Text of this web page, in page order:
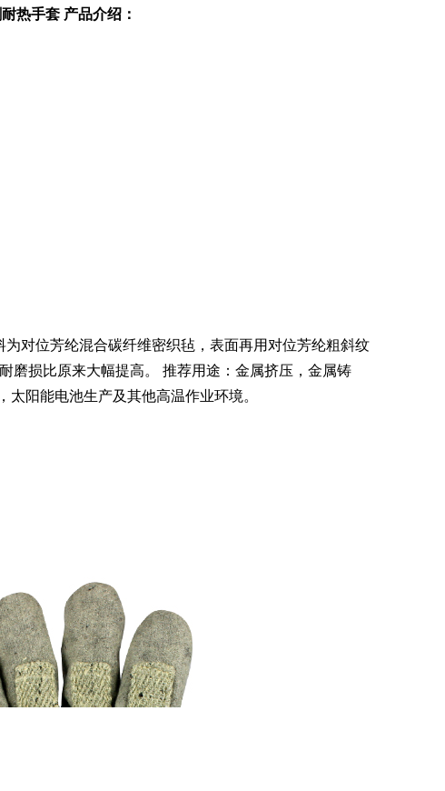
热手套 产品介绍：
对位芳纶混合碳纤维密织毡，表面再用对位芳纶粗斜纹
磨损比原来大幅提高。 推荐用途：金属挤压，金属铸
阳能电池生产及其他高温作业环境。